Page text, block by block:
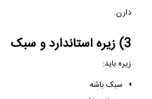
دارن.
3) زیره استاندارد و سبک
زیره باید:
سبک باشه